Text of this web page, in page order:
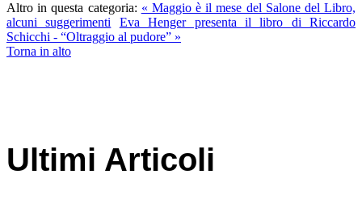
Altro in questa categoria: « Maggio è il mese del Salone del Libro,
alcuni suggerimenti
Eva Henger presenta il libro di Riccardo
Schicchi - “Oltraggio al pudore” »
Torna in alto
Ultimi Articoli